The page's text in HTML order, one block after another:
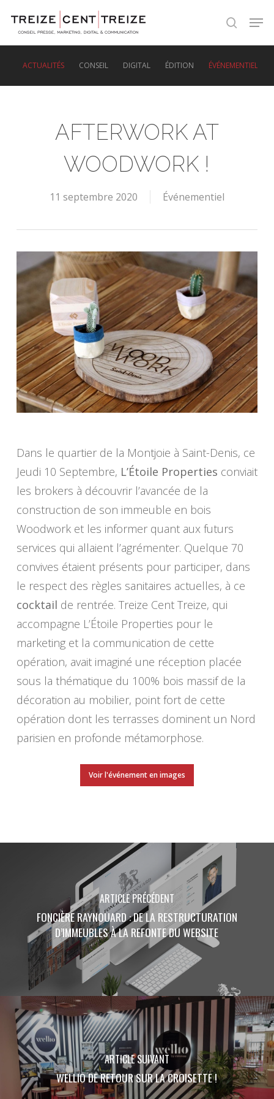
search
ACTUALITÉS CONSEIL DIGITAL ÉDITION ÉVÉNEMENTIEL
AFTERWORK AT
WOODWORK !
11 septembre 2020 Événementiel
Dans le quartier de la Montjoie à Saint-Denis, ce
Jeudi 10 Septembre, L’Étoile Properties conviait
les brokers à découvrir l’avancée de la
construction de son immeuble en bois
Woodwork et les informer quant aux futurs
services qui allaient l’agrémenter. Quelque 70
convives étaient présents pour participer, dans
le respect des règles sanitaires actuelles, à ce
cocktail de rentrée. Treize Cent Treize, qui
accompagne L’Étoile Properties pour le
marketing et la communication de cette
opération, avait imaginé une réception placée
sous la thématique du 100% bois massif de la
décoration au mobilier, point fort de cette
opération dont les terrasses dominent un Nord
parisien en profonde métamorphose.
Voir l'événement en images
ARTICLE PRÉCÉDENT
FONCIÈRE RAYNOUARD : DE LA RESTRUCTURATION
D’IMMEUBLES À LA REFONTE DU WEBSITE
ARTICLE SUIVANT
WELLIO DE RETOUR SUR LA CROISETTE !